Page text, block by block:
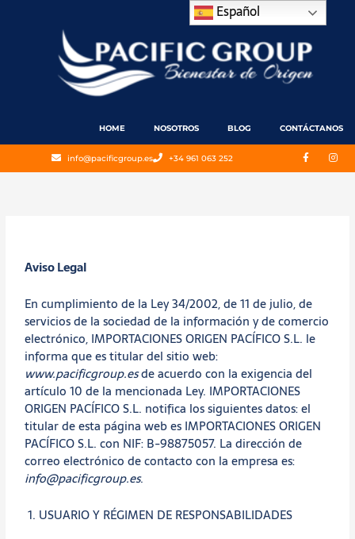
HOME NOSOTROS BLOG CONTÁCTANOS
info@pacificgroup.es +34 961 063 252 F
a
c
I
n
s
Aviso Legal
En cumplimiento de la Ley 34/2002, de 11 de julio, de
servicios de la sociedad de la información y de comercio
electrónico, IMPORTACIONES ORIGEN PACÍFICO S.L. le
informa que es titular del sitio web:
www.pacificgroup.esde acuerdo con la exigencia del
artículo 10 de la mencionada Ley. IMPORTACIONES
ORIGEN PACÍFICO S.L. notifica los siguientes datos: el
titular de esta página web es IMPORTACIONES ORIGEN
PACÍFICO S.L. con NIF: B-98875057. La dirección de
correo electrónico de contacto con la empresa es:
info@pacificgroup.es.
1. USUARIO Y RÉGIMEN DE RESPONSABILIDADES
Español